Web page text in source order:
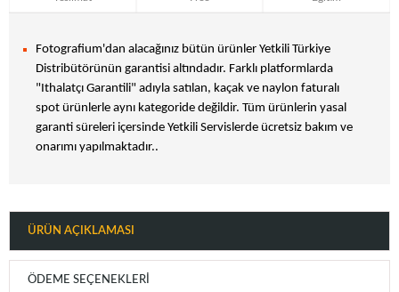
Fotografium'dan alacağınız bütün ürünler Yetkili Türkiye
Distribütörünün garantisi altındadır. Farklı platformlarda
"Ithalatçı Garantili" adıyla satılan, kaçak ve naylon faturalı
spot ürünlerle aynı kategoride değildir. Tüm ürünlerin yasal
garanti süreleri içersinde Yetkili Servislerde ücretsiz bakım ve
onarımı yapılmaktadır..
ÜRÜN AÇIKLAMASI
ÖDEME SEÇENEKLERI